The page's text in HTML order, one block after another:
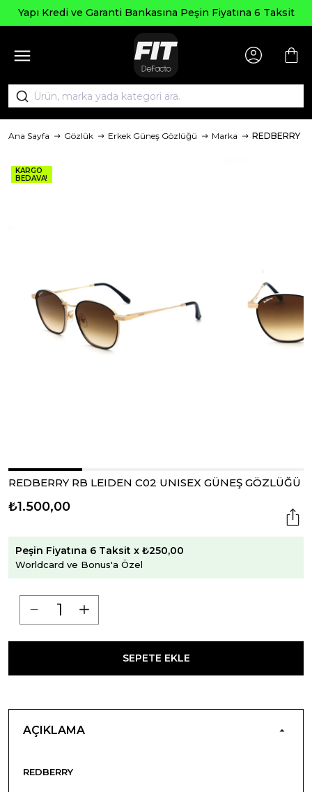
Yapı Kredi ve Garanti Bankasına Peşin Fiyatına 6 Taksit
Ana Sayfa Gözlük Erkek Güneş Gözlüğü Marka REDBERRY
KARGO
BEDAVA!
REDBERRY RB LEIDEN C02 UNISEX GÜNEŞ GÖZLÜĞÜ
₺1.500,00
Peşin Fiyatına 6 Taksit x ₺250,00
Worldcard ve Bonus'a Özel
SEPETE EKLE
AÇIKLAMA
REDBERRY